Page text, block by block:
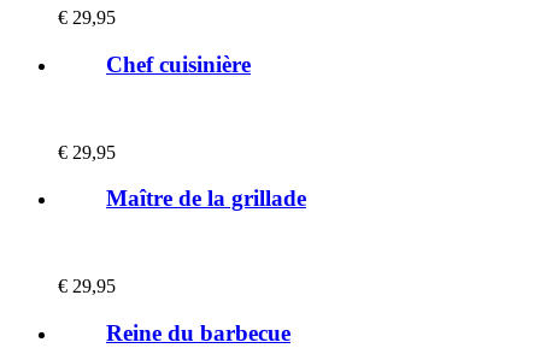
€ 29,95
Chef cuisinière
€ 29,95
Maître de la grillade
€ 29,95
Reine du barbecue